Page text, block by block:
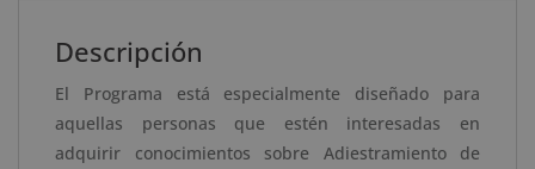
Víctimas
Diploma
Descripción
El Programa está especialmente diseñado para
aquellas personas que estén interesadas en
adquirir conocimientos sobre Adiestramiento de